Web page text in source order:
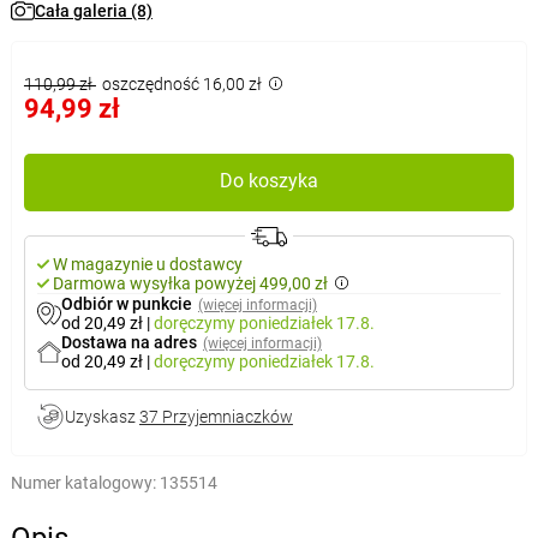
Cała galeria (8)
110,99 zł oszczędność 16,00 zł
94,99 zł
Do koszyka
W magazynie u dostawcy
Darmowa wysyłka powyżej 499,00 zł
Odbiór w punkcie (więcej informacji)
od 20,49 zł |doręczymy poniedziałek 17.8.
Dostawa na adres (więcej informacji)
od 20,49 zł |doręczymy poniedziałek 17.8.
Uzyskasz 37 Przyjemniaczków
Numer katalogowy: 135514